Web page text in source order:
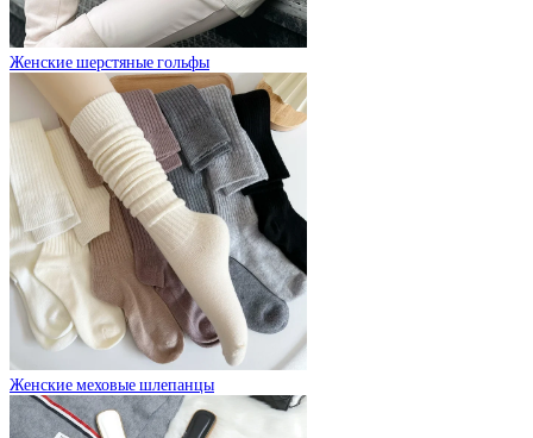
Женские шерстяные гольфы
Женские меховые шлепанцы